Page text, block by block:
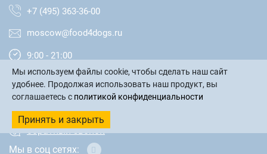
+7 (495) 363-36-00
moscow@food4dogs.ru
9:00 - 21:00
Москва и МО
обратный звонок
Мы в соц сетях:
Мы используем файлы cookie, чтобы сделать наш сайт
удобнее. Продолжая использовать наш продукт, вы
соглашаетесь с политикой конфиденциальности
Принять и закрыть